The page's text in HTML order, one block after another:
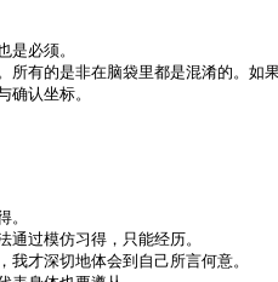
是必须。
所有的是非在脑袋里都是混淆的。如
确认坐标。
。
通过模仿习得，只能经历。
我才深切地体会到自己所言何意。